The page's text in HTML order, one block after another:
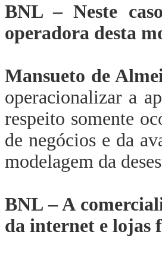
BNL – Neste
operadora desta
Mansueto de
operacionalizar a
respeito somente
de negócios e da
modelagem da
BNL – A
da internet e lojas